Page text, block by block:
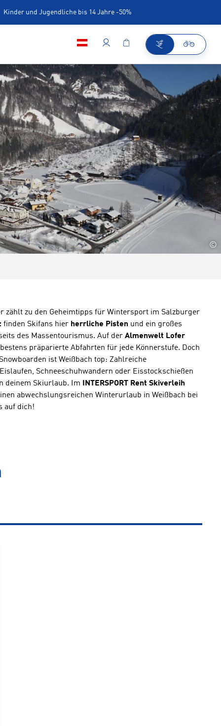
Kinder und Jugendliche bis 14 Jahre -50%
©
zählt zu den Geheimtipps für Wintersport im Salzburger
finden Skifans hier herrliche Pisten und ein großes
des Massentourismus. Auf der Almenwelt Lofer
präparierte Abfahrten für jede Könnerstufe. Doch
ist Weißbach top: Zahlreiche
Schneeschuhwandern oder Eisstockschießen
deinem Skiurlaub. Im
INTERSPORT Rent Skiverleih
abwechslungsreichen Winterurlaub in Weißbach bei
auf dich!